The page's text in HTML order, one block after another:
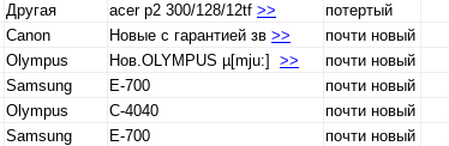
Другая acer p2 300/128/12tf >> потертый
Canon Новые с гарантией зв >> почти новый
Olympus Нов.OLYMPUS µ[mju:] >> почти новый
Samsung E-700 почти новый
Olympus C-4040 почти новый
Samsung E-700 почти новый